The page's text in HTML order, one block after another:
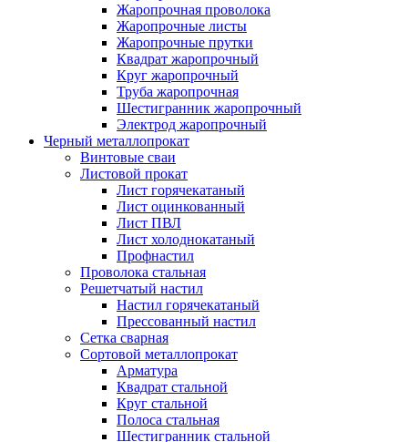
Жаропрочная проволока
Жаропрочные листы
Жаропрочные прутки
Квадрат жаропрочный
Круг жаропрочный
Труба жаропрочная
Шестигранник жаропрочный
Электрод жаропрочный
Черный металлопрокат
Винтовые сваи
Листовой прокат
Лист горячекатаный
Лист оцинкованный
Лист ПВЛ
Лист холоднокатаный
Профнастил
Проволока стальная
Решетчатый настил
Настил горячекатаный
Прессованный настил
Сетка сварная
Сортовой металлопрокат
Арматура
Квадрат стальной
Круг стальной
Полоса стальная
Шестигранник стальной